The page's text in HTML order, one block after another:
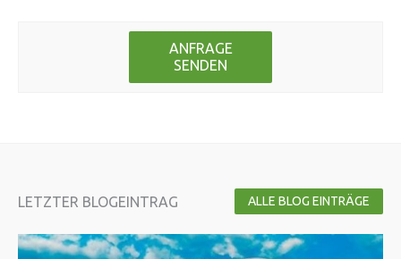
ANFRAGE
SENDEN
LETZTER BLOGEINTRAG ALLE BLOG EINTRÄGE